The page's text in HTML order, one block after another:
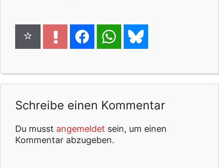
Schreibe einen Kommentar
Du musst angemeldet sein, um einen
Kommentar abzugeben.